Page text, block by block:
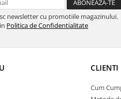
newsletter cu promotiile magazinului.
Politica de Confidentialitate
CLIENTI
Cum